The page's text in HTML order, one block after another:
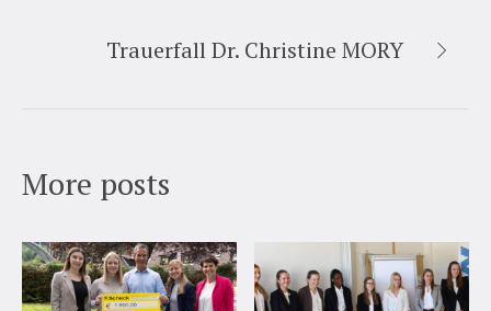
Trauerfall Dr. Christine MORY
More posts